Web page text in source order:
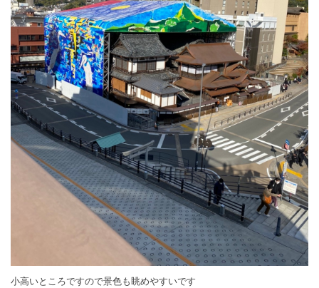
小高いところですので景色も眺めやすいです